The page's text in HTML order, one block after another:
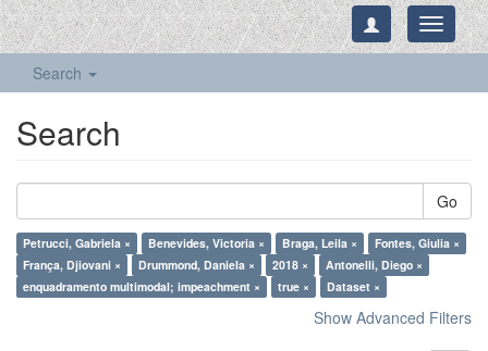
Toggle
Search
Search
Go
Petrucci, Gabriela × Benevides, Victoria × Braga, Leila ×
Fontes, Giulia ×
França, Djiovani ×
Drummond, Daniela × 2018 ×
Antonelli, Diego ×
enquadramento multimodal; impeachment ×
true × Dataset ×
Show Advanced Filters